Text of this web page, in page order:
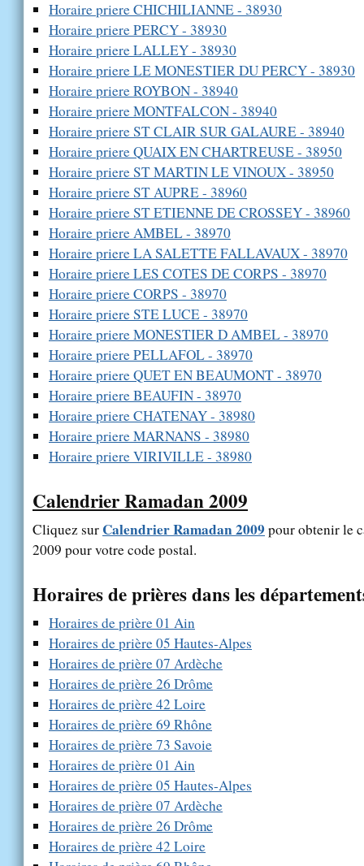
Horaire priere CHICHILIANNE - 38930
Horaire priere PERCY - 38930
Horaire priere LALLEY - 38930
Horaire priere LE MONESTIER DU PERCY - 38930
Horaire priere ROYBON - 38940
Horaire priere MONTFALCON - 38940
Horaire priere ST CLAIR SUR GALAURE - 38940
Horaire priere QUAIX EN CHARTREUSE - 38950
Horaire priere ST MARTIN LE VINOUX - 38950
Horaire priere ST AUPRE - 38960
Horaire priere ST ETIENNE DE CROSSEY - 38960
Horaire priere AMBEL - 38970
Horaire priere LA SALETTE FALLAVAUX - 38970
Horaire priere LES COTES DE CORPS - 38970
Horaire priere CORPS - 38970
Horaire priere STE LUCE - 38970
Horaire priere MONESTIER D AMBEL - 38970
Horaire priere PELLAFOL - 38970
Horaire priere QUET EN BEAUMONT - 38970
Horaire priere BEAUFIN - 38970
Horaire priere CHATENAY - 38980
Horaire priere MARNANS - 38980
Horaire priere VIRIVILLE - 38980
Calendrier Ramadan 2009
Cliquez sur Calendrier Ramadan 2009pour obtenir le
2009 pour votre code postal.
Horaires de prières dans les
Horaires de prière 01 Ain
Horaires de prière 05 Hautes-Alpes
Horaires de prière 07 Ardèche
Horaires de prière 26 Drôme
Horaires de prière 42 Loire
Horaires de prière 69 Rhône
Horaires de prière 73 Savoie
Horaires de prière 01 Ain
Horaires de prière 05 Hautes-Alpes
Horaires de prière 07 Ardèche
Horaires de prière 26 Drôme
Horaires de prière 42 Loire